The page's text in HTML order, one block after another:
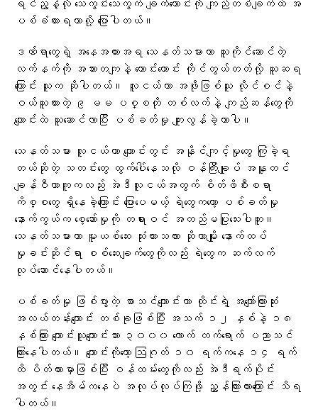
ရင်ညွန့်လို သေကွင်းသေကွက် ချက်ကောင်းကို ကျည်တစ်ချက်ထဲ အ
ပစ်ခံထားရတာလို့ ပြောပါတယ်။
ဒဏ်ရာတွေရဲ့ အနေအထားအရ သေနတ်သမားဟာ သူကိုင်ဆောင်တဲ့
လက်နက်ကို အသားတကျနဲ့ ကောင်းကောင်း ကိုင်တွယ်တတ်လို့ ယူဆရ
ကြောင်း သူက ဆိုပါတယ်။ လူငယ်ဟာ အဖိုးဖြစ်သူ လိုင်စင်နဲ့
ဝယ်ယူထားတဲ့ ၉ မမ ပစ္စတို တစ်လက်နဲ့ ကျည်ဆန်တွေကို
ကျောင်းထဲ ယူဆောင်လာပြီး ပစ်ခတ်မှု ကျူးလွန်ခဲ့တာပါ။
သေနတ်သမား လူငယ်ဟာ ကျောင်းတွင်း အနိုင်ကျင့်မှုတွေ ကြုံခဲ့ရ
တယ်ဆိုတဲ့ သတင်းတွေ ထွက်ပေါ်နေသလို ဝန်ကြီးချုပ် အနူတင်
ချန်ဝီယာကူကလည်း အဲဒီလူငယ်အတွက် စိတ်ဖိစီးစရာ
ကိစ္စတွေ ရှိနေခဲ့ကြောင်း ပြောပေမယ့် ရဲတွေကတော့ ပစ်ခတ်မှု
နောက်ကွယ်က စေ့ဆော်မှုကို တရားဝင် အတည်မပြုသေးပါဘူး။
သေနတ်သမားဟာ မူးယစ်ဆေး သုံးထားသလား ဆိုတာမျိုး နောက်ထပ်
မှုခင်းဆိုင်ရာ စစ်ဆေးချက်တွေကိုလည်း ရဲတွေက ဆက်လက်
လုပ်ဆောင်နေပါတယ်။
ပစ်ခတ်မှု ဖြစ်ပွားတဲ့ စာသင်ကျောင်းဟာ ထိုင်းရဲ့ အကျော်ကြားဆုံး
အလယ်တန်းကျောင်း တစ်ခုဖြစ်ပြီး အသက် ၁၂ နှစ်နဲ့ ၁၈
နှစ်ကြား ကျောင်းသူကျောင်းသား ၃၀၀၀ လောက် တက်ရောက် ပညာသင်
ကြားနေပါတယ်။ ကျောင်းကိုတော့ ဩဂုတ် ၁၀ ရက်ကနေ ၁၄ ရက်
ထိ ပိတ်ထားမှာဖြစ်ပြီး ဝန်ထမ်းတွေကိုလည်း အဲဒီရက်ပိုင်း
အတွင်း နေအိမ်ကနေပဲ အလုပ်လုပ်ကြဖို့ ညွှန်ကြားထားကြောင်း သိရ
ပါတယ်။